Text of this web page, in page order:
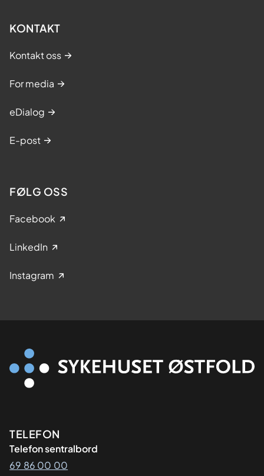
KONTAKT
Kontakt oss
For media
eDialog
E-post
FØLG OSS
Facebook
LinkedIn
Instagram
Kontaktinformasjon
TELEFON
Telefon sentralbord
69 86 00 00